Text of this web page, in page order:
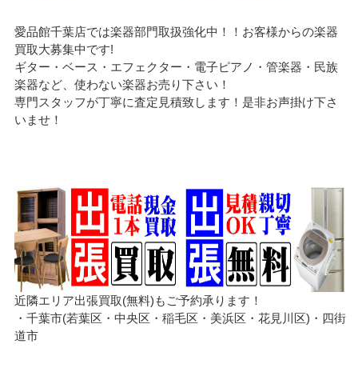
愛品館千葉店では楽器部門取扱強化中！！お客様からの楽器
買取大募集中です!
ギター・ベース・エフェクター・電子ピアノ・管楽器・民族
楽器など、使わない楽器お売り下さい！
専門スタッフが丁寧に査定見積致します！是非お声掛け下さ
いませ！
近隣エリア出張買取(無料)もご予約承ります！
・千葉市(若葉区・中央区・稲毛区・美浜区・花見川区)・四街
道市